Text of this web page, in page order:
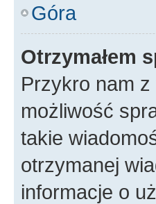
Góra
Otrzymałem
Przykro nam z
możliwość
takie
otrzymanej
informacje o